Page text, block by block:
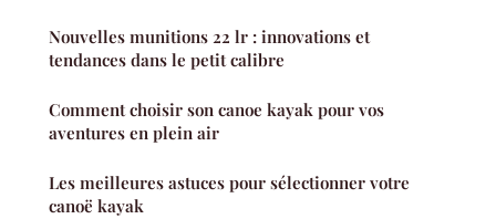
Nouvelles munitions 22 lr : innovations et
tendances dans le petit calibre
Comment choisir son canoe kayak pour vos
aventures en plein air
Les meilleures astuces pour sélectionner votre
canoë kayak